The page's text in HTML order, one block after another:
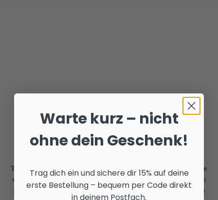
Aesthetic Pleasure
The Creano High Glass Teapot combines timeless elegance
with maximum functionality for your tea ceremony. Made
from heat-resistant, mouth-blown borosilicate glass, the
Warte kurz – nicht
ohne dein Geschenk!
Trag dich ein und sichere dir 15% auf deine
erste Bestellung – bequem per Code direkt
in deinem Postfach.